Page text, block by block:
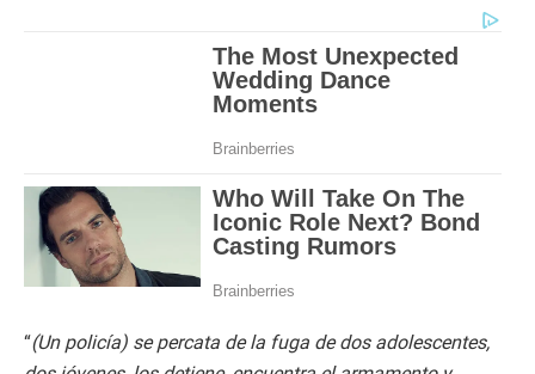
“(Un policía) se percata de la fuga de dos adolescentes,